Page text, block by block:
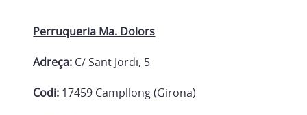
Perruqueria Ma. Dolors
Adreça: C/ Sant Jordi, 5
Codi: 17459 Campllong (Girona)